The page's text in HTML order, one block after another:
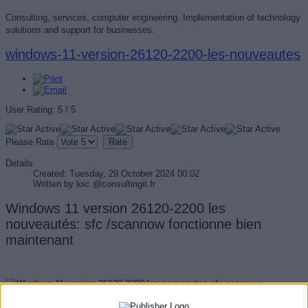
Consulting, services, computer engineering. Implementation of technology
solutions and support for businesses.
windows-11-version-26120-2200-les-nouveautes
User Rating: 5 / 5
Please Rate
Details
Created: Tuesday, 29 October 2024 00:02
Written by loic @consultingit.fr
Windows 11 version 26120-2200 les
nouveautés: sfc /scannow fonctionne bien
maintenant